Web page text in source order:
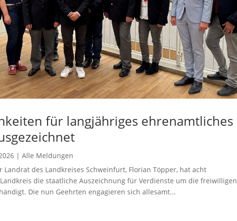
für langjähriges ehrenamtliches
|Alle Meldungen
Landrat des Landkreises Schweinfurt, Florian Töpper, hat acht
die staatliche Auszeichnung für Verdienste um die freiwilligen
Die nun Geehrten engagieren sich allesamt...